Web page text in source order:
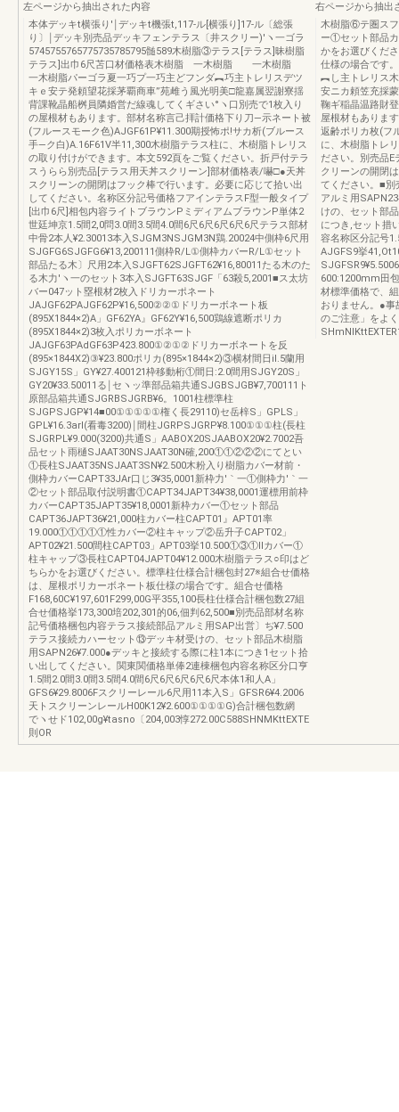
左ページから抽出された内容
本体デッキt横張り'￨デッキt機張t,117-ル[横張り]17-ル〔総張
り〕￨デッキ別売品デッキフェンテラス〔井スクリー)′ヽ一ゴラ
5745755765775735785795髄589木樹脂③テラス[テラス]昧樹脂
テラス]出巾6尺苫口材価格表木樹脂 一木樹脂 一木樹脂
一木樹脂パーゴラ夏一巧プ一巧主どフンダ︻巧主トレリスデツ
キｅ安テ発頼望花採茅覇商車”苑雌う風光明美□龍嘉属翌謝寮揺
背課靴晶船桝員隣婚営だ線魂してくギさい°ヽ口別売で1枚入り
の屋根材もあります。部材名称言己拝計価格下り刀―示ネート被
(フルースモーク色)AJGF61P¥11.300期授怖ポ!サカ析(ブルース
手―ク白)A.16F61V半11,300木樹脂テラス柱に、木樹脂トレリス
の取り付けができます。本文592頁をご覧ください。折戸付テラ
スうらら別売品[テラス用天丼スクリーン]部材価格表/嚇□●天丼
スクリーンの開閉はフック棒で行います。必要に応じて拾い出
してください。名称区分記号価格フアインテラスF型一般タイプ
[出巾6尺]相包内容ライトブラウンPミディアムブラウンP単体2
世廷坤京1.5間2,0問3.0間3.5間4.0間6尺6尺6尺6尺6尺テラス部材
中骨2本人¥2.30013本入SJGM3NSJGM3N鶏.20024中側枠6尺用
SJGFG6SJGFG6¥13,200111側枠R/L①側枠カバーR/L①セット
部品たる木〕尺用2本入SJGFT62SJGFT62¥16,80011たる木のた
る木力′ヽ一のセット3本入SJGFT63SJGF「63殺5,2001■ス太坊
バー047ット塁根材2枚入ドリカーポネート
JAJGF62PAJGF62P¥16,500②②①ドリカーボネート板
(895X1844×2)A」GF62YA』GF62Y¥16,500鶏線遮断ポリカ
(895X1844×2)3枚入ポリカーボネート
JAJGF63PAdGF63P423.800①②①②ドリカーボネートを反
(895×1844X2)③¥23.800ポリカ(895×1844×2)③横材間日il.5蘭用
SJGY15S」GY¥27.400121枠移動桁①間日:2.0間用SJGY20S」
GY20¥33.50011る￨セヽッ準部品箱共通SJGBSJGB¥7,700111ト
原部品箱共通SJGRBSJGRB¥6。1001柱標準柱
SJGPSJGP¥14■00①①①①①権く長29110)セ岳梓S」GPLS」
GPL¥16.3arl(看毒3200)￨間柱JGRPSJGRP¥8.100①①①柱(長柱
SJGRPL¥9.000(3200)共通S」AABOX20SJAABOX20¥2.7002吾
品セット雨樋SJAAT30NSJAAT30N確,200①①②②②にてとい
①長柱SJAAT35NSJAAT3SN¥2.500木粉入り樹脂カバー材前・
側枠カバーCAPT33JAr口じ3¥35,0001新枠力′｀一①側枠力′｀一
②セット部品取付説明書①CAPT34JAPT34¥38,0001運標用前枠
カバーCAPT35JAPT35¥18,0001新枠カバー①セット部品
CAPT36JAPT36¥21,000柱カバー柱CAPT01』APT01率
19.000①①①①①性カバー②柱キャップ②岳升子CAPT02」
APT02¥21.500間柱CAPT03」APT03挙10.500①③①llカバー①
柱キャップ③長柱CAPT04JAPT04¥12.000木樹脂テラス○印はど
ちらかをお選びください。標準柱仕様合計梱包封27※組合せ価格
は、屋根ポリカーボネート板仕様の場合です。組合せ価格
F168,60C¥197,601F299,00G平355,100長柱仕様合計梱包数27組
合せ価格挙173,300培202,301的06,佃判62,500■別売品部材名称
記号価格梱包内容テラス接続部品アルミ用SAP出営〕ぢ¥7.500
テラス接続カハーセット⑬デッキ材受けの、セット部品木樹脂
用SAPN26¥7.000●デッキと接続する際に柱1本につき1セット拾
い出してください。関東関価格単俸2連棟梱包内容名称区分口亨
1.5間2.0間3.0間3.5間4.0間6尺6尺6尺6尺6尺本体1和人A」
GFS6¥29.8006Fスクリーレール6尺用11本入S」GFSR6¥4.2006
天トスクリーンレールH00K12¥2.600①①①①G)合計梱包数網
でヽせド102,00g¥tasno〔204,003惇272.00C588SHNMKttEXTE
則OR
右ページから抽出
木樹脂⑥テ圏ス
ー①セット部品
かをお選びくだ
仕様の場合です
︻し主トレリ
安ニカ頼笠充採
鞠ギ稲晶温路財
屋根材もありま
返齢ポリカ枚(フ
に、木樹脂トレ
ださい。別売品
クリーンの開閉
てください。■別
アルミ用
けの、セット部
につき,セット措
容名称区分記号
AJGFS9挙
600:1200mm田
材標準価格で、
おりません。●事
のご注意」をよ